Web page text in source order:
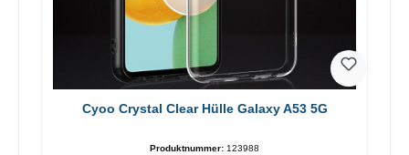
Cyoo Crystal Clear Hülle Galaxy A53 5G
Produktnummer: 123988